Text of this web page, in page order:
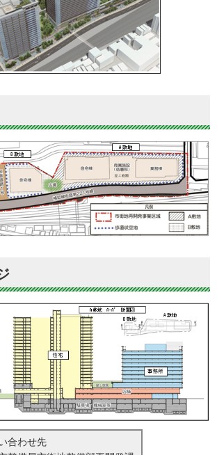
合わせ先